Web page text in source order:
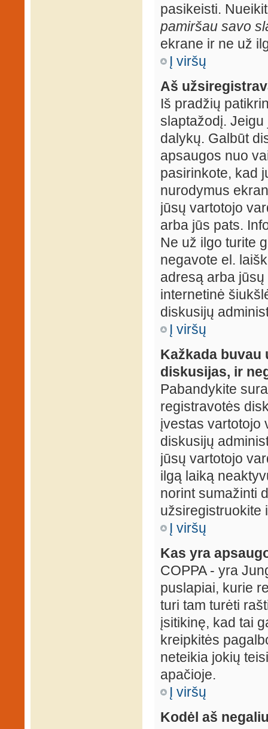
pasikeisti.
pamiršau savo
ekrane ir ne už
Į viršų
Aš
Iš pradžių
slaptažodį.
dalykų. Galbūt
apsaugos nuo
pasirinkote, kad
nurodymus
jūsų vartotojo
arba jūs pats.
Ne už ilgo turite
negavote el.
adresą arba
internetinė
diskusijų
Į viršų
Kažkada buvau
diskusijas, ir
Pabandykite
registravotės
įvestas vartotojo
diskusijų
jūsų vartotojo
ilgą laiką
norint sumažinti
užsiregistruokite
Į viršų
Kas yra
COPPA - yra
puslapiai, kurie
turi tam turėti
įsitikinę, kad tai
kreipkitės
neteikia jokių
apačioje.
Į viršų
Kodėl aš